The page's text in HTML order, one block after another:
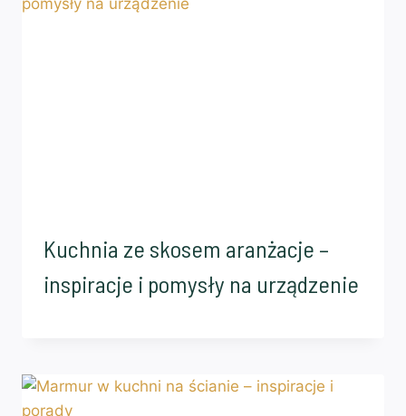
Kuchnia ze skosem aranżacje –
inspiracje i pomysły na urządzenie